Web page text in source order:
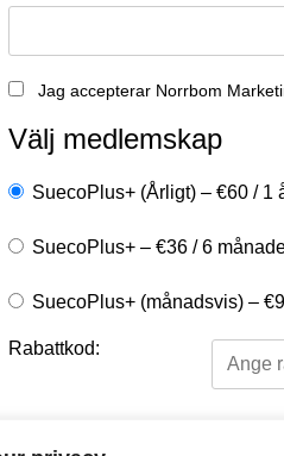
Jag accepterar Norrbom
Välj medlemskap
SuecoPlus+ (Årligt) – €60 / 1
SuecoPlus+ – €36 /6
SuecoPlus+ (månadsvis) – €9
Rabattkod:
Välj en